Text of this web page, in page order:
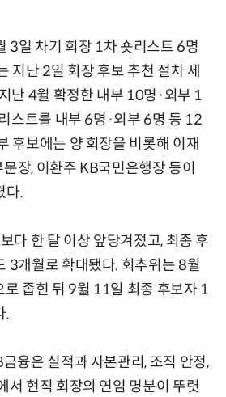
3일 차기 회장 1차 숏리스트 6명
지난 2일 회장 후보 추천 절차 세
난 4월 확정한 내부 10명·외부 1
스트를 내부 6명·외부 6명 등 12
후보에는 양 회장을 비롯해 이재
장, 이환주 KB국민은행장 등이
다.
다 한 달 이상 앞당겨졌고, 최종 후
3개월로 확대됐다. 회추위는 8월
좁힌 뒤 9월 11일 최종 후보자 1
.
융은 실적과 자본관리, 조직 안정,
서 현직 회장의 연임 명분이 뚜렷